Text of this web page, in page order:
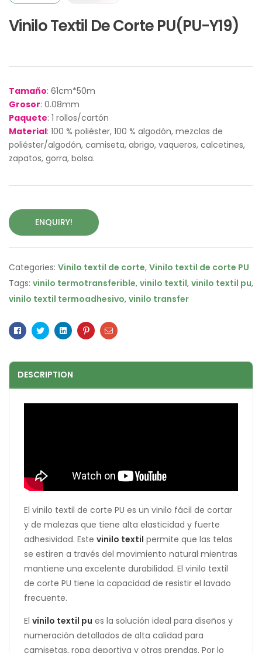
Vinilo Textil De Corte PU(PU-Y19)
Tamaño: 61cm*50m
Grosor: 0.08mm
Paquete: 1 rollos/cartón
Material: 100 % poliéster, 100 % algodón, mezclas de
poliéster/algodón, camiseta, abrigo, vaqueros, calcetines,
zapatos, gorra, bolsa.
ENQUIRY!
Categories: Vinilo textil de corte, Vinilo textil de corte PU
Tags: vinilo termotransferible, vinilo textil, vinilo textil pu,
vinilo textil termoadhesivo, vinilo transfer
Facebook
TwitterLinkedinPinterestEmail
DESCRIPTION
El vinilo textil de corte PU es un vinilo fácil de cortar
y de malezas que tiene alta elasticidad y fuerte
adhesividad. Este vinilo textil permite que las telas
se estiren a través del movimiento natural mientras
mantiene una excelente durabilidad. El vinilo textil
de corte PU tiene la capacidad de resistir el lavado
frecuente.
El vinilo textil pu es la solución ideal para diseños y
numeración detallados de alta calidad para
camisetas, ropa deportiva y otras prendas. Por lo